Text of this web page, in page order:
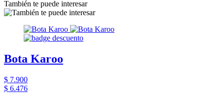
También te puede interesar
Bota Karoo
$ 7.900
$ 6.476